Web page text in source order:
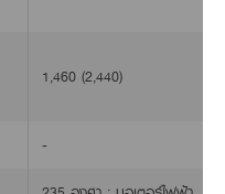
1,460 (2,440)
-